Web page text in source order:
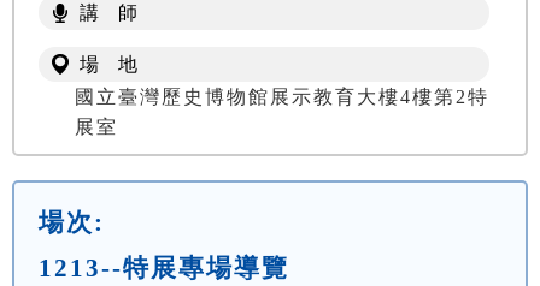
講 師
場 地
國立臺灣歷史博物館展示教育大樓4樓第2特
展室
場次:
1213--特展專場導覽